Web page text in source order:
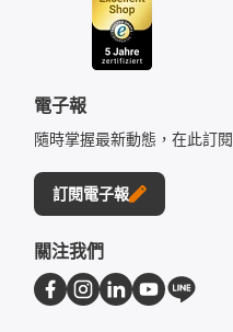
電子報
隨時掌握最新動態，在此訂
訂閱電子報
關注我們